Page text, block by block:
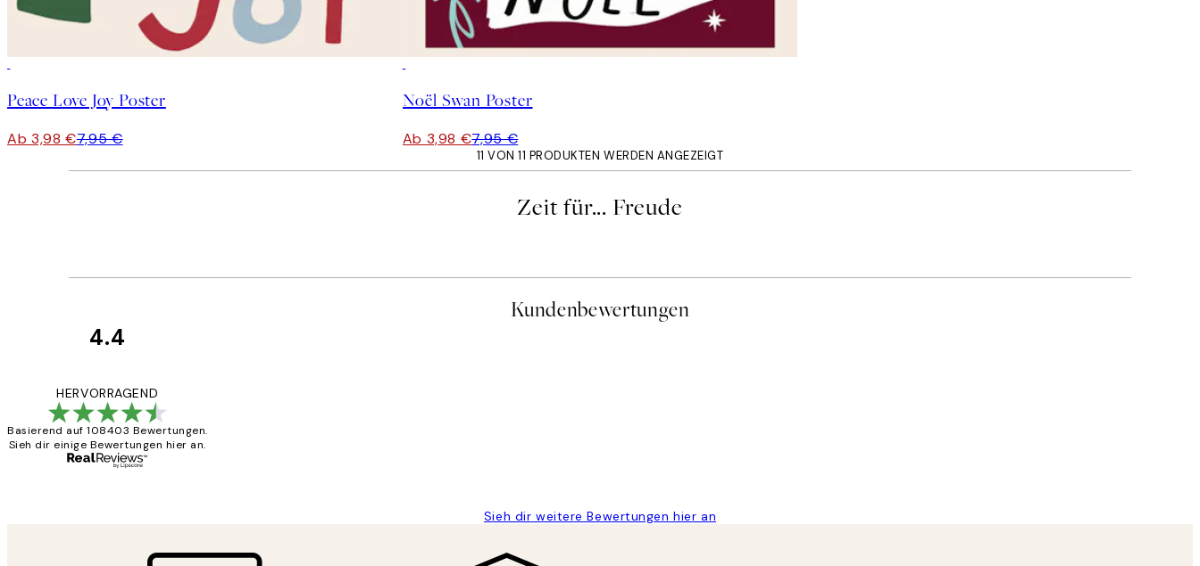
Peace Love Joy Poster
Ab 3,98 €7,95 €
Noël Swan Poster
Ab 3,98 €7,95 €
11 VON 11 PRODUKTEN WERDEN ANGEZEIGT
Zeit für... Freude
Kundenbewertungen
4.4
HERVORRAGEND
Basierend auf 108403 Bewertungen.
Sieh dir einige Bewertungen hier an.
Sieh dir weitere Bewertungen hier an